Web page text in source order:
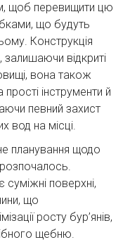
щоб перевищити цю
що будуть
Конструкція
відкриті
вона також
інструменти й
певний захист
вод на місці.
планування щодо
суміжні поверхні,
що
росту бур’янів,
щебню.